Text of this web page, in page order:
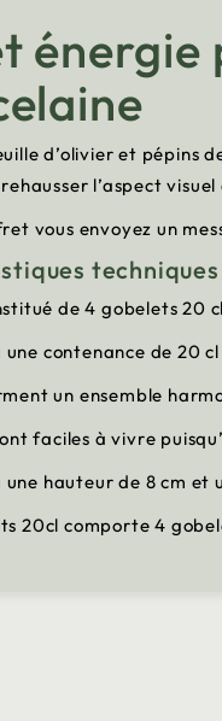
énergie
d’olivier et pépins
l’aspect visuel
vous envoyez un
de 4 gobelets 20 cl
contenance de 20
un ensemble
faciles à vivre
hauteur de 8 cm et
20cl comporte 4